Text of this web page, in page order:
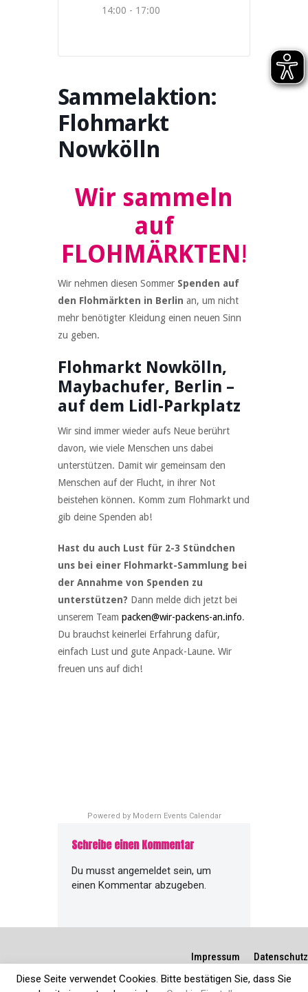
14:00 - 17:00
Sammelaktion:
Flohmarkt
Nowkölln
Wir sammeln
auf
FLOHMÄRKTEN!
Wir nehmen diesen Sommer Spenden auf
den Flohmärkten in Berlin an, um nicht
mehr benötigter Kleidung einen neuen Sinn
zu geben.
Flohmarkt Nowkölln,
Maybachufer, Berlin –
auf dem Lidl-Parkplatz
Wir sind immer wieder aufs Neue berührt
davon, wie viele Menschen uns dabei
unterstützen. Damit wir gemeinsam den
Menschen auf der Flucht, in ihrer Not
beistehen können. Komm zum Flohmarkt und
gib deine Spenden ab!
Hast du auch Lust für 2-3 Stündchen
uns bei einer Flohmarkt-Sammlung bei
der Annahme von Spenden zu
unterstützen? Dann melde dich jetzt bei
unserem Team packen@wir-packens-an.info.
Du brauchst keinerlei Erfahrung dafür,
einfach Lust und gute Anpack-Laune. Wir
freuen uns auf dich!
Powered by Modern Events Calendar
Schreibe einen Kommentar
Du musst angemeldet sein, um
einen Kommentar abzugeben.
Impressum
Datenschutz
Diese Seite verwendet Cookies. Bitte bestätigen Sie, dass Sie